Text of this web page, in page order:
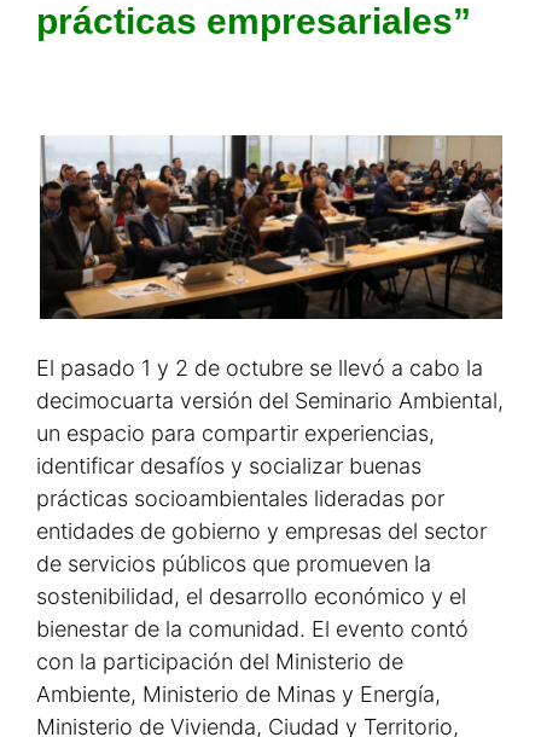
prácticas empresariales”
El pasado 1 y 2 de octubre se llevó a cabo la
decimocuarta versión del Seminario Ambiental,
un espacio para compartir experiencias,
identificar desafíos y socializar buenas
prácticas socioambientales lideradas por
entidades de gobierno y empresas del sector
de servicios públicos que promueven la
sostenibilidad, el desarrollo económico y el
bienestar de la comunidad. El evento contó
con la participación del Ministerio de
Ambiente, Ministerio de Minas y Energía,
Ministerio de Vivienda, Ciudad y Territorio,